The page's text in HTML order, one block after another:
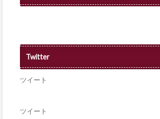
Twitter
ツイート
ツイート